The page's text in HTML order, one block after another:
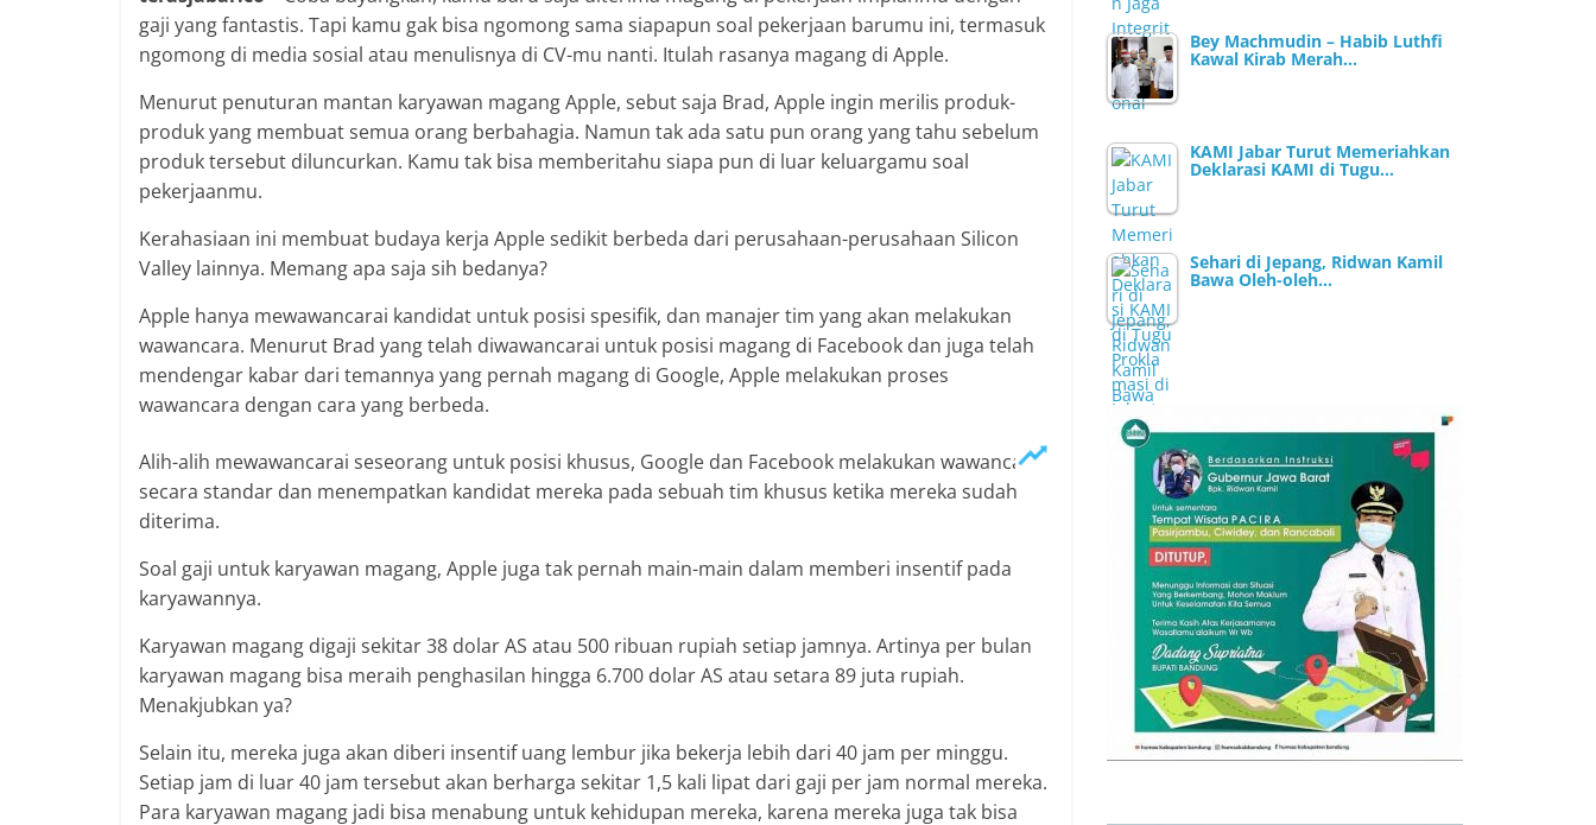
gaji yang fantastis. Tapi kamu gak bisa ngomong sama siapapun soal pekerjaan barumu ini, termasuk
ngomong di media sosial atau menulisnya di CV-mu nanti. Itulah rasanya magang di Apple.
Menurut penuturan mantan karyawan magang Apple, sebut saja Brad, Apple ingin merilis produk-
produk yang membuat semua orang berbahagia. Namun tak ada satu pun orang yang tahu sebelum
produk tersebut diluncurkan. Kamu tak bisa memberitahu siapa pun di luar keluargamu soal
pekerjaanmu.
Kerahasiaan ini membuat budaya kerja Apple sedikit berbeda dari perusahaan-perusahaan Silicon
Valley lainnya. Memang apa saja sih bedanya?
Apple hanya mewawancarai kandidat untuk posisi spesifik, dan manajer tim yang akan melakukan
wawancara. Menurut Brad yang telah diwawancarai untuk posisi magang di Facebook dan juga telah
mendengar kabar dari temannya yang pernah magang di Google, Apple melakukan proses
wawancara dengan cara yang berbeda.
Alih-alih mewawancarai seseorang untuk posisi khusus, Google dan Facebook melakukan wawancara
secara standar dan menempatkan kandidat mereka pada sebuah tim khusus ketika mereka sudah
diterima.
Soal gaji untuk karyawan magang, Apple juga tak pernah main-main dalam memberi insentif pada
karyawannya.
Karyawan magang digaji sekitar 38 dolar AS atau 500 ribuan rupiah setiap jamnya. Artinya per bulan
karyawan magang bisa meraih penghasilan hingga 6.700 dolar AS atau setara 89 juta rupiah.
Menakjubkan ya?
Selain itu, mereka juga akan diberi insentif uang lembur jika bekerja lebih dari 40 jam per minggu.
Setiap jam di luar 40 jam tersebut akan berharga sekitar 1,5 kali lipat dari gaji per jam normal mereka.
Para karyawan magang jadi bisa menabung untuk kehidupan mereka, karena mereka juga tak bisa
Bey Machmudin – Habib Luthfi
Kawal Kirab Merah…
KAMI Jabar Turut Memeriahkan
Deklarasi KAMI di Tugu…
Sehari di Jepang, Ridwan Kamil
Bawa Oleh-oleh…